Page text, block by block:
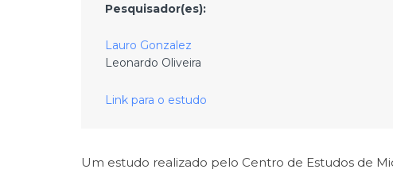
Pesquisador(es):
Lauro Gonzalez
Leonardo Oliveira
Link para o estudo
Um estudo realizado pelo Centro de Estudos de